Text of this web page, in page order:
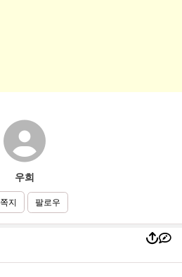
우희
쪽지 팔로우